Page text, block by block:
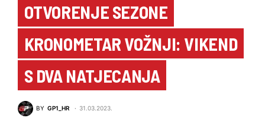
OTVORENJE SEZONE
KRONOMETAR VOŽNJI: VIKEND
S DVA NATJECANJA
BY GP1_HR 31.03.2023.